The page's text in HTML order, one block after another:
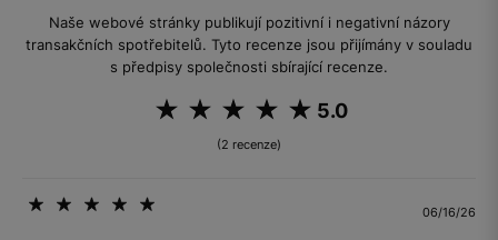
Naše webové stránky publikují pozitivní i negativní názory
transakčních spotřebitelů. Tyto recenze jsou přijímány v souladu
s předpisy společnosti sbírající recenze.
5.0
(2 recenze)
06/16/26